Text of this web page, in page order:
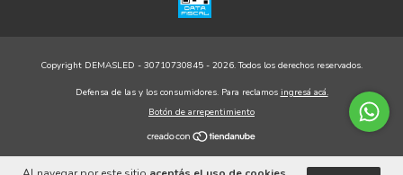
Copyright DEMASLED - 30710730845 - 2026. Todos los derechos reservados.
Defensa de las y los consumidores. Para reclamos ingresá acá.
Botón de arrepentimiento